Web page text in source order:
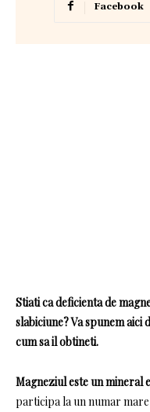
Facebook
Stiati ca deficienta de
slabiciune? Va spunem aici
cum sa il obtineti.
Magneziul este un mineral
participa la un numar